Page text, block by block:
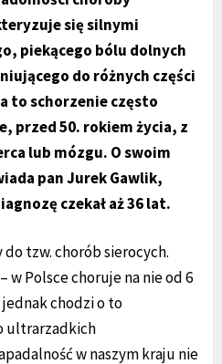
się silnymi
piekącego bólu dolnych
do różnych części
to schorzenie często
przed 50. rokiem życia, z
lub mózgu. O swoim
pan Jurek Gawlik,
czekał aż 36 lat.
do tzw. chorób sierocych.
w Polsce choruje na nie od 6
chodzi o to
ultrarzadkich
w naszym kraju nie